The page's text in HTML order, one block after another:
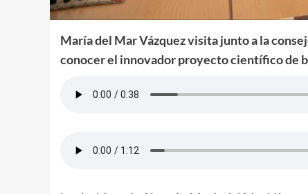
María del Mar Vázquez visita junto a la
conocer el innovador proyecto científico de